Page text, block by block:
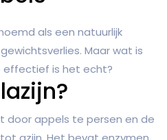
als een natuurlijk
Maar wat is
effectief is het echt?
door appels te persen en de